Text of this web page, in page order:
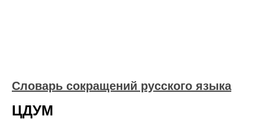
Словарь сокращений русского языка
ЦДУМ